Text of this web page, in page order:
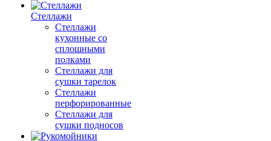
Стеллажи
Стеллажи
кухонные со
сплошными
полками
Стеллажи для
сушки тарелок
Стеллажи
перфорированные
Стеллажи для
сушки подносов